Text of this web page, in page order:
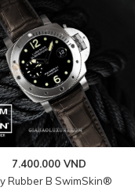
7.400.000 VND
Rubber B SwimSkin®